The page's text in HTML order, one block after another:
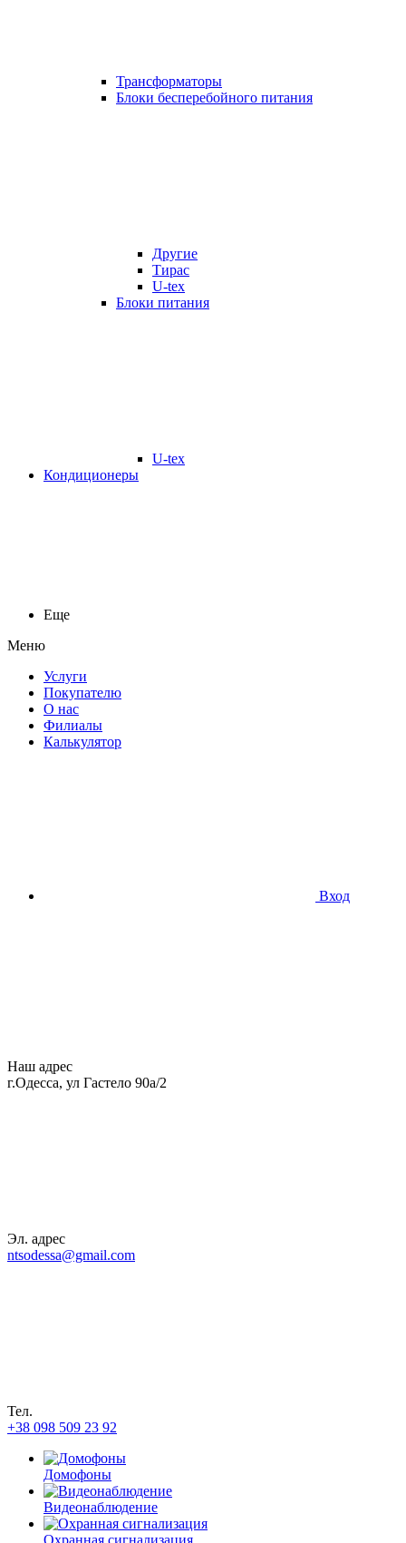
Трансформаторы
Блоки бесперебойного питания
Другие
Тирас
U-tex
Блоки питания
U-tex
Кондиционеры
Еще
Меню
Услуги
Покупателю
О нас
Филиалы
Калькулятор
Вход
Наш адрес
г.Одесса, ул Гастело 90а/2
Эл. адрес
ntsodessa@gmail.com
Тел.
+38 098 509 23 92
Домофоны
Видеонаблюдение
Охранная сигнализация